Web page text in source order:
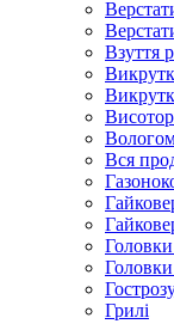
Взуття
Вся
Головки
Грилі